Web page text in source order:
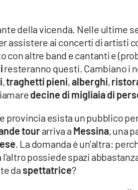
della vicenda. Nelle ultime
assistere ai concerti di artisti
con altre band e cantanti e
resteranno questi. Cambiano i
,traghetti pieni,alberghi,
decine di migliaia di
e provincia esista un pubblico
tourarriva a Messina, una
. La domanda è un'altra:
l’altro possiede spazi
da spettatrice?